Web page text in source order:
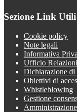
Sezione Link Utili
Cookie policy
Note legali
Informativa
Ufficio
Dichiarazione di
Obiettivi di
Whistleblowing
Gestione